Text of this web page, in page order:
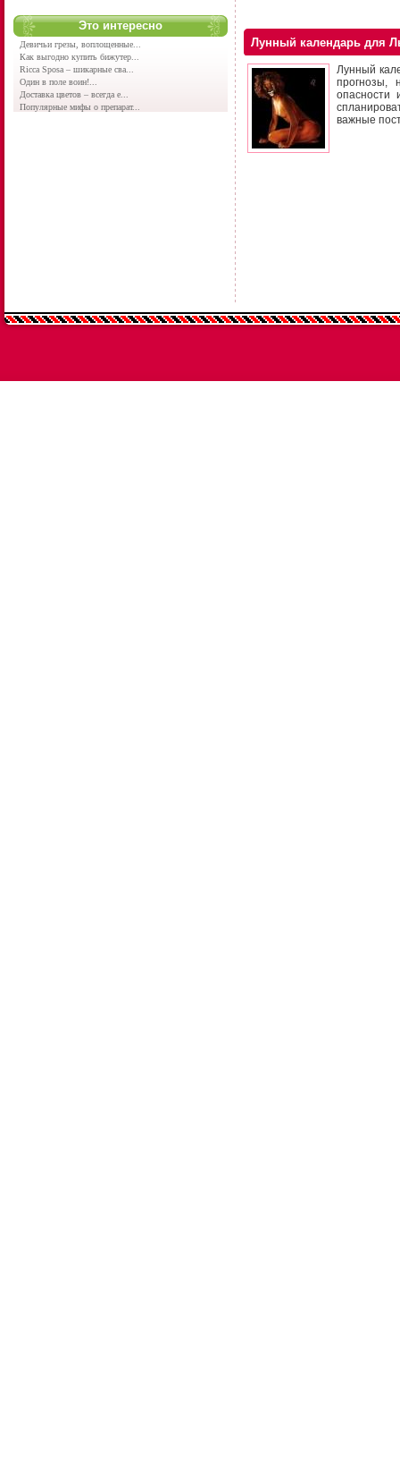
Это интересно
Девичьи грезы, воплощенные...
Как выгодно купить бижутер...
Ricca Sposa – шикарные сва...
Один в поле воин!...
Доставка цветов – всегда е...
Популярные мифы о препарат...
Лунный календарь для
Лунный
прогнозы,
опасности
важные